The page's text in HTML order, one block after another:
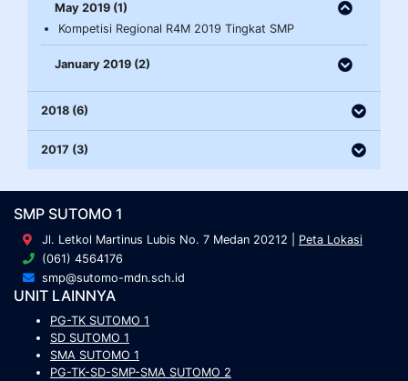
May 2019 (1)
Kompetisi Regional R4M 2019 Tingkat SMP
January 2019 (2)
2018 (6)
2017 (3)
SMP SUTOMO 1
Jl. Letkol Martinus Lubis No. 7 Medan 20212 | Peta Lokasi
(061) 4564176
smp@sutomo-mdn.sch.id
UNIT LAINNYA
PG-TK SUTOMO 1
SD SUTOMO 1
SMA SUTOMO 1
PG-TK-SD-SMP-SMA SUTOMO 2